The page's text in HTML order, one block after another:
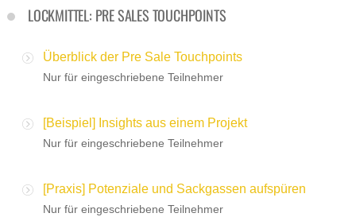
LOCKMITTEL: PRE SALES TOUCHPOINTS
Überblick der Pre Sale Touchpoints
Nur für eingeschriebene Teilnehmer
[Beispiel] Insights aus einem Projekt
Nur für eingeschriebene Teilnehmer
[Praxis] Potenziale und Sackgassen aufspüren
Nur für eingeschriebene Teilnehmer